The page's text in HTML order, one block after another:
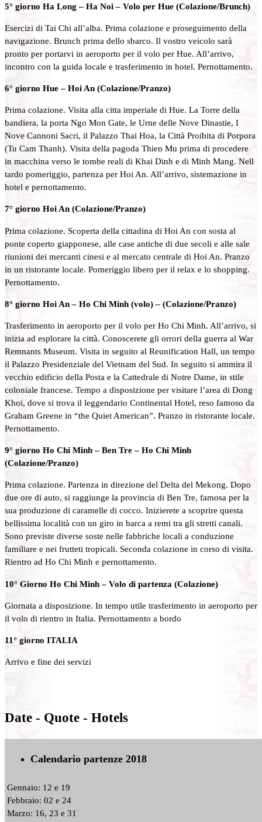
5° giorno Ha Long – Ha Noi – Volo per Hue (Colazione/Brunch)
Esercizi di Tai Chi all’alba. Prima colazione e proseguimento della
navigazione. Brunch prima dello sbarco. Il vostro veicolo sarà
pronto per portarvi in aeroporto per il volo per Hue. All’arrivo,
incontro con la guida locale e trasferimento in hotel. Pernottamento.
6° giorno Hue – Hoi An (Colazione/Pranzo)
Prima colazione. Visita alla citta imperiale di Hue. La Torre della
bandiera, la porta Ngo Mon Gate, le Urne delle Nove Dinastie, I
Nove Cannoni Sacri, il Palazzo Thai Hoa, la Città Proibita di Porpora
(Tu Cam Thanh). Visita della pagoda Thien Mu prima di procedere
in macchina verso le tombe reali di Khai Dinh e di Minh Mang. Nell
tardo pomeriggio, partenza per Hoi An. All’arrivo, sistemazione in
hotel e pernottamento.
7° giorno Hoi An (Colazione/Pranzo)
Prima colazione. Scoperta della cittadina di Hoi An con sosta al
ponte coperto giapponese, alle case antiche di due secoli e alle sale
riunioni dei mercanti cinesi e al mercato centrale di Hoi An. Pranzo
in un ristorante locale. Pomeriggio libero per il relax e lo shopping.
Pernottamento.
8° giorno Hoi An – Ho Chi Minh (volo) – (Colazione/Pranzo)
Trasferimento in aeroporto per il volo per Ho Chi Minh. All’arrivo, si
inizia ad esplorare la città. Conoscerete gli orrori della guerra al War
Remnants Museum. Visita in seguito al Reunification Hall, un tempo
il Palazzo Presidenziale del Vietnam del Sud. In seguito si ammira il
vecchio edificio della Posta e la Cattedrale di Notre Dame, in stile
coloniale francese. Tempo a disposizione per visitare l’area di Dong
Khoi, dove si trova il leggendario Continental Hotel, reso famoso da
Graham Greene in “the Quiet American”. Pranzo in ristorante locale.
Pernottamento.
9° giorno Ho Chi Minh – Ben Tre – Ho Chi Minh
(Colazione/Pranzo)
Prima colazione. Partenza in direzione del Delta del Mekong. Dopo
due ore di auto, si raggiunge la provincia di Ben Tre, famosa per la
sua produzione di caramelle di cocco. Inizierete a scoprire questa
bellissima località con un giro in barca a remi tra gli stretti canali.
Sono previste diverse soste nelle fabbriche locali a conduzione
familiare e nei frutteti tropicali. Seconda colazione in corso di visita.
Rientro ad Ho Chi Minh e pernottamento.
10° Giorno Ho Chi Minh – Volo di partenza (Colazione)
Giornata a disposizione. In tempo utile trasferimento in aeroporto per
il volo di rientro in Italia. Pernottamento a bordo
11° giorno ITALIA
Arrivo e fine dei servizi
Date - Quote - Hotels
Calendario partenze 2018
Gennaio: 12 e 19
Febbraio: 02 e 24
Marzo: 16, 23 e 31